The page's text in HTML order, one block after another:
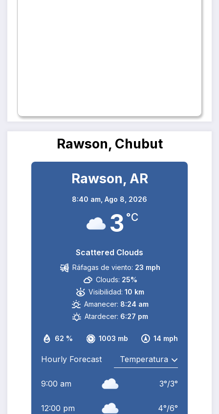
Rawson, Chubut
Rawson, AR
8:40 am, Ago 8, 2026
3 °C
Scattered Clouds
62 % 1003 mb 14 mph
Ráfagas de viento: 23 mph
Clouds: 25%
Visibilidad: 10 km
Amanecer: 8:24 am
Atardecer: 6:27 pm
Hourly Forecast
9:00 am 3°/3°
12:00 pm 4°/6°